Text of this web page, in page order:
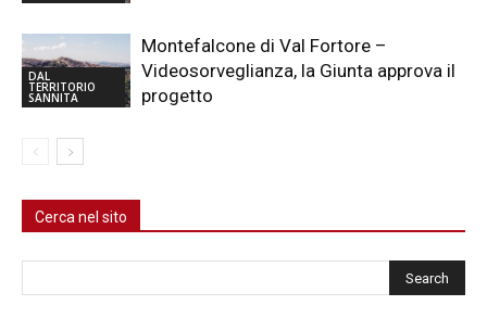
DAL
TERRITORIO
SANNITA
Montefalcone di Val Fortore –
Videosorveglianza, la Giunta approva il
progetto
Cerca nel sito